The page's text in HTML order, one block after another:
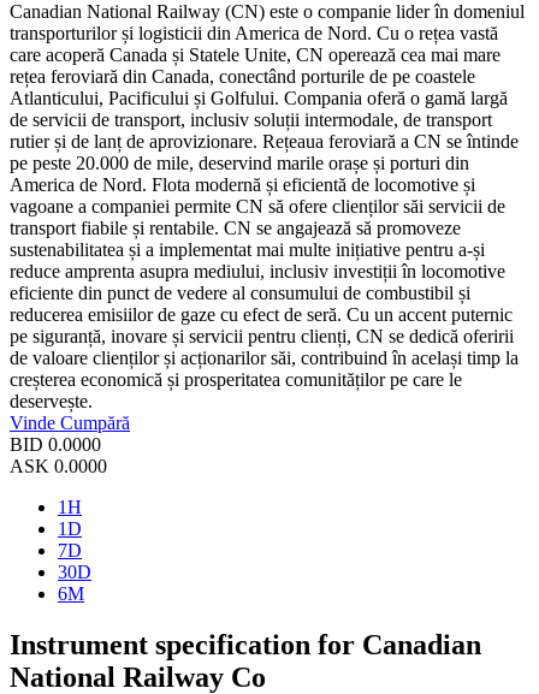
Canadian National Railway (CN) este o companie lider în domeniul
transporturilor și logisticii din America de Nord. Cu o rețea vastă
care acoperă Canada și Statele Unite, CN operează cea mai mare
rețea feroviară din Canada, conectând porturile de pe coastele
Atlanticului, Pacificului și Golfului. Compania oferă o gamă largă
de servicii de transport, inclusiv soluții intermodale, de transport
rutier și de lanț de aprovizionare. Rețeaua feroviară a CN se întinde
pe peste 20.000 de mile, deservind marile orașe și porturi din
America de Nord. Flota modernă și eficientă de locomotive și
vagoane a companiei permite CN să ofere clienților săi servicii de
transport fiabile și rentabile. CN se angajează să promoveze
sustenabilitatea și a implementat mai multe inițiative pentru a-și
reduce amprenta asupra mediului, inclusiv investiții în locomotive
eficiente din punct de vedere al consumului de combustibil și
reducerea emisiilor de gaze cu efect de seră. Cu un accent puternic
pe siguranță, inovare și servicii pentru clienți, CN se dedică oferirii
de valoare clienților și acționarilor săi, contribuind în același timp la
creșterea economică și prosperitatea comunităților pe care le
deservește.
Vinde Cumpără
BID 0.0000
ASK 0.0000
1H
1D
7D
30D
6M
Instrument specification for Canadian
National Railway Co